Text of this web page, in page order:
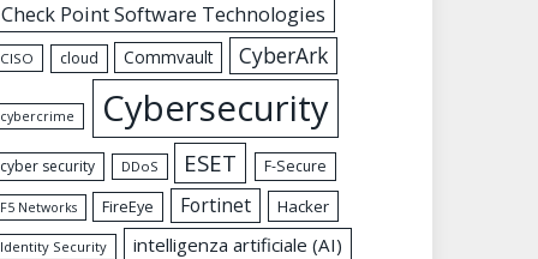
Check Point Software Technologies
CISO cloud Commvault CyberArk
cybercrime Cybersecurity
cyber security DDoS ESET F-Secure
F5 Networks FireEye Fortinet Hacker
Identity Security intelligenza artificiale (AI)